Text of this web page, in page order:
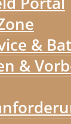
&
&